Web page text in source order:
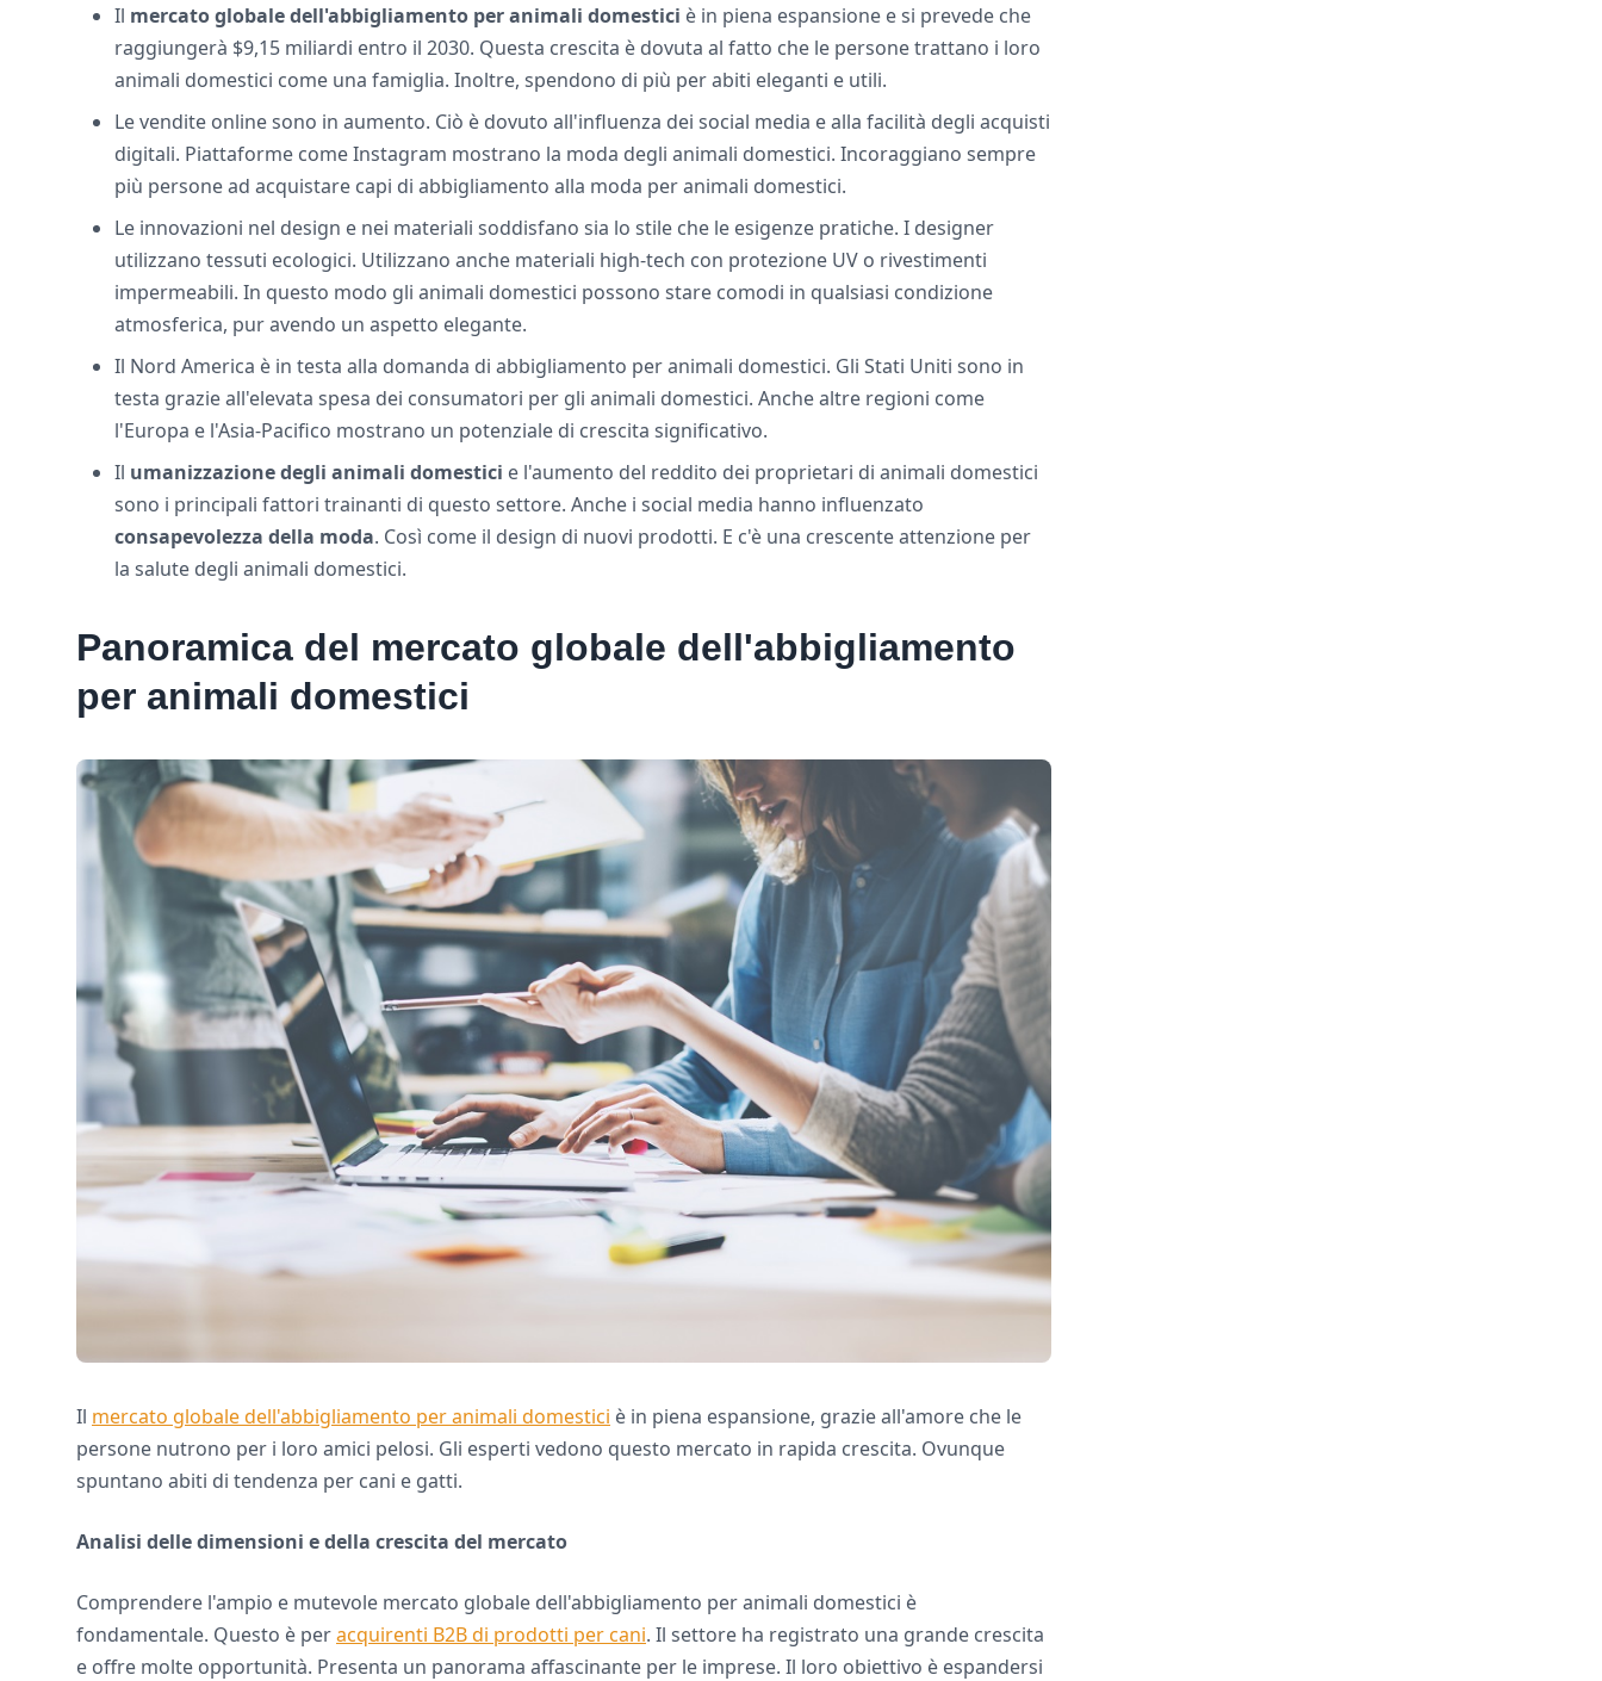
Il mercato globale dell'abbigliamento per animali domestici è in piena espansione e si prevede che
raggiungerà $9,15 miliardi entro il 2030. Questa crescita è dovuta al fatto che le persone trattano i loro
animali domestici come una famiglia. Inoltre, spendono di più per abiti eleganti e utili.
Le vendite online sono in aumento. Ciò è dovuto all'influenza dei social media e alla facilità degli acquisti
digitali. Piattaforme come Instagram mostrano la moda degli animali domestici. Incoraggiano sempre
più persone ad acquistare capi di abbigliamento alla moda per animali domestici.
Le innovazioni nel design e nei materiali soddisfano sia lo stile che le esigenze pratiche. I designer
utilizzano tessuti ecologici. Utilizzano anche materiali high-tech con protezione UV o rivestimenti
impermeabili. In questo modo gli animali domestici possono stare comodi in qualsiasi condizione
atmosferica, pur avendo un aspetto elegante.
Il Nord America è in testa alla domanda di abbigliamento per animali domestici. Gli Stati Uniti sono in
testa grazie all'elevata spesa dei consumatori per gli animali domestici. Anche altre regioni come
l'Europa e l'Asia-Pacifico mostrano un potenziale di crescita significativo.
Il umanizzazione degli animali domestici e l'aumento del reddito dei proprietari di animali domestici
sono i principali fattori trainanti di questo settore. Anche i social media hanno influenzato
consapevolezza della moda. Così come il design di nuovi prodotti. E c'è una crescente attenzione per
la salute degli animali domestici.
Panoramica del mercato globale dell'abbigliamento
per animali domestici
Il mercato globale dell'abbigliamento per animali domestici è in piena espansione, grazie all'amore che le
persone nutrono per i loro amici pelosi. Gli esperti vedono questo mercato in rapida crescita. Ovunque
spuntano abiti di tendenza per cani e gatti.
Analisi delle dimensioni e della crescita del mercato
Comprendere l'ampio e mutevole mercato globale dell'abbigliamento per animali domestici è
fondamentale. Questo è peracquirenti B2B di prodotti per cani. Il settore ha registrato una grande crescita
e offre molte opportunità. Presenta un panorama affascinante per le imprese. Il loro obiettivo è espandersi